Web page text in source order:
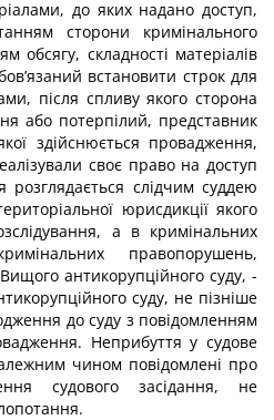
до яких надано доступ,
сторони кримінального
обсягу, складності матеріалів
встановити строк для
після спливу якого сторона
або потерпілий, представник
здійснюється провадження,
своє право на доступ
розглядається слідчим суддею
юрисдикції якого
а в кримінальних
правопорушень,
антикорупційного суду, -
суду, не пізніше
до суду з повідомленням
Неприбуття у судове
чином повідомлені про
судового засідання, не